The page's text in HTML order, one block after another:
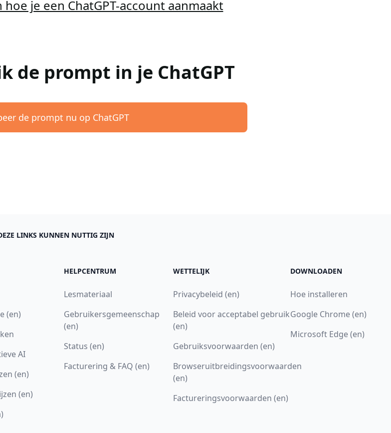
je een ChatGPT-account aanmaakt
de prompt in je ChatGPT
de prompt nu op ChatGPT
LINKS KUNNEN NUTTIG ZIJN
(en)
AI
(en)
(en)
HELPCENTRUM
Lesmateriaal
Gebruikersgemeenschap
(en)
Status (en)
Facturering & FAQ (en)
WETTELIJK
Privacybeleid (en)
Beleid voor acceptabel gebruik
(en)
Gebruiksvoorwaarden (en)
Browseruitbreidingsvoorwaarden
(en)
Factureringsvoorwaarden (en)
DOWNLOADEN
Hoe installeren
Google Chrome (en)
Microsoft Edge (en)